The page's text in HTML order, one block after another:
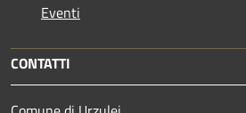
Eventi
CONTATTI